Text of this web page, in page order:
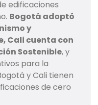
edificaciones
Bogotá adoptó
y
Cali cuenta con
Sostenible, y
para la
y Cali tienen
de cero